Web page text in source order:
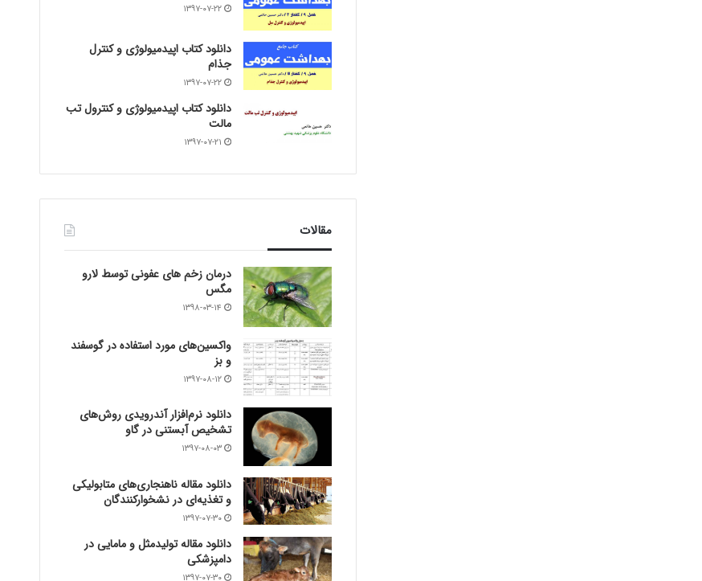
۱۳۹۷-۰۷-۲۲
دانلود کتاب اپیدمیولوژی و کنترل
جذام
۱۳۹۷-۰۷-۲۲
دانلود کتاب اپیدمیولوژی و کنترول تب
مالت
۱۳۹۷-۰۷-۲۱
مقالات
درمان زخم های عفونی توسط لارو
مگس
۱۳۹۸-۰۳-۱۴
واکسین‌های مورد استفاده در گوسفند
و بز
۱۳۹۷-۰۸-۱۲
دانلود نرم‌افزار آندرویدی روش‌های
تشخیص آبستنی در گاو
۱۳۹۷-۰۸-۰۳
دانلود مقاله ناهنجاری‌های متابولیکی
و تغذیه‌ای در نشخوارکنندگان
۱۳۹۷-۰۷-۳۰
دانلود مقاله تولیدمثل و مامایی در
دامپزشکی